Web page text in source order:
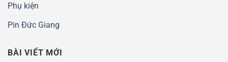
Phụ kiện
Pin Đức Giang
BÀI VIẾT MỚI